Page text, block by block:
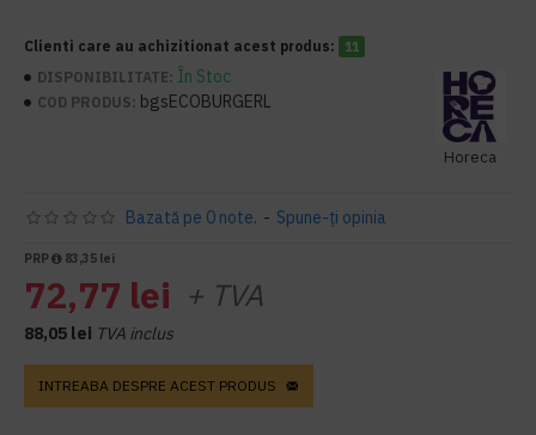
Clienti care au achizitionat acest produs: 11
DISPONIBILITATE: În Stoc
COD PRODUS: bgsECOBURGERL
Horeca
Bazată pe 0 note. - Spune-ţi opinia
PRP 83,35 lei
72,77 lei + TVA
88,05 lei TVA inclus
INTREABA DESPRE ACEST PRODUS